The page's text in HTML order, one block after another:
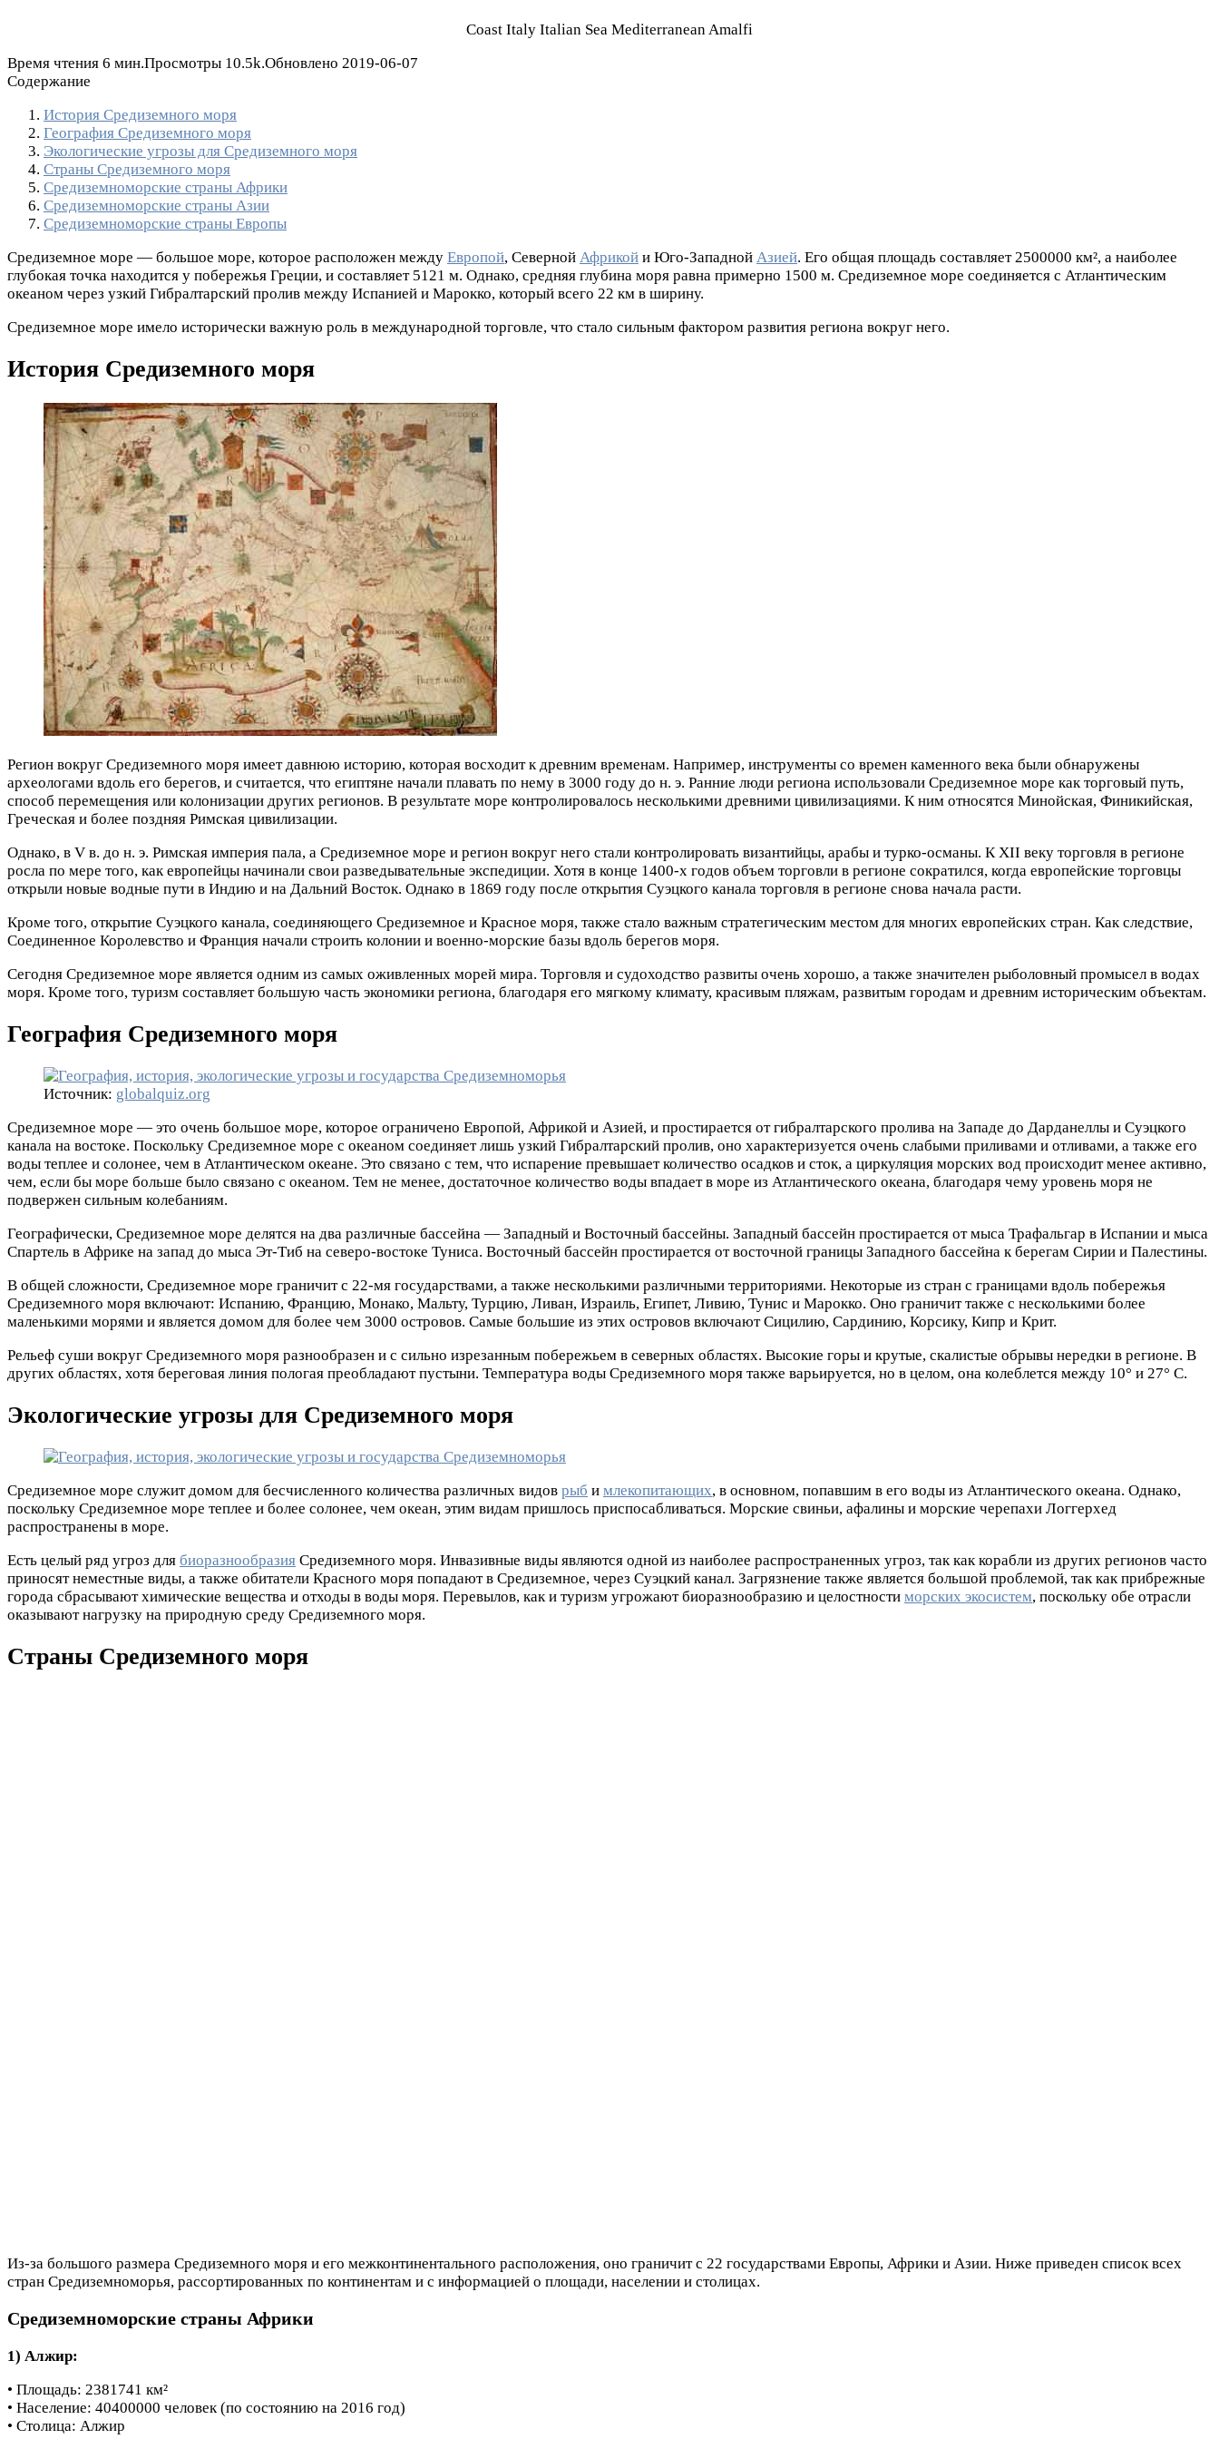
Coast Italy Italian Sea Mediterranean Amalfi
Время чтения 6 мин.Просмотры 10.5k.Обновлено 2019-06-07
Содержание
История Средиземного моря
География Средиземного моря
Экологические угрозы для Средиземного моря
Страны Средиземного моря
Средиземноморские страны Африки
Средиземноморские страны Азии
Средиземноморские страны Европы
Средиземное море — большое море, которое расположен между Европой, Северной Африкой и Юго-Западной Азией. Его общая площадь составляет 2500000 км², а наиболее
глубокая точка находится у побережья Греции, и составляет 5121 м. Однако, средняя глубина моря равна примерно 1500 м. Средиземное море соединяется с Атлантическим
океаном через узкий Гибралтарский пролив между Испанией и Марокко, который всего 22 км в ширину.
Средиземное море имело исторически важную роль в международной торговле, что стало сильным фактором развития региона вокруг него.
История Средиземного моря
Регион вокруг Средиземного моря имеет давнюю историю, которая восходит к древним временам. Например, инструменты со времен каменного века были обнаружены
археологами вдоль его берегов, и считается, что египтяне начали плавать по нему в 3000 году до н. э. Ранние люди региона использовали Средиземное море как торговый путь,
способ перемещения или колонизации других регионов. В результате море контролировалось несколькими древними цивилизациями. К ним относятся Минойская, Финикийская,
Греческая и более поздняя Римская цивилизации.
Однако, в V в. до н. э. Римская империя пала, а Средиземное море и регион вокруг него стали контролировать византийцы, арабы и турко-османы. К XII веку торговля в регионе
росла по мере того, как европейцы начинали свои разведывательные экспедиции. Хотя в конце 1400-х годов объем торговли в регионе сократился, когда европейские торговцы
открыли новые водные пути в Индию и на Дальний Восток. Однако в 1869 году после открытия Суэцкого канала торговля в регионе снова начала расти.
Кроме того, открытие Суэцкого канала, соединяющего Средиземное и Красное моря, также стало важным стратегическим местом для многих европейских стран. Как следствие,
Соединенное Королевство и Франция начали строить колонии и военно-морские базы вдоль берегов моря.
Сегодня Средиземное море является одним из самых оживленных морей мира. Торговля и судоходство развиты очень хорошо, а также значителен рыболовный промысел в водах
моря. Кроме того, туризм составляет большую часть экономики региона, благодаря его мягкому климату, красивым пляжам, развитым городам и древним историческим объектам.
География Средиземного моря
Источник: globalquiz.org
Средиземное море — это очень большое море, которое ограничено Европой, Африкой и Азией, и простирается от гибралтарского пролива на Западе до Дарданеллы и Суэцкого
канала на востоке. Поскольку Средиземное море с океаном соединяет лишь узкий Гибралтарский пролив, оно характеризуется очень слабыми приливами и отливами, а также его
воды теплее и солонее, чем в Атлантическом океане. Это связано с тем, что испарение превышает количество осадков и сток, а циркуляция морских вод происходит менее активно,
чем, если бы море больше было связано с океаном. Тем не менее, достаточное количество воды впадает в море из Атлантического океана, благодаря чему уровень моря не
подвержен сильным колебаниям.
Географически, Средиземное море делятся на два различные бассейна — Западный и Восточный бассейны. Западный бассейн простирается от мыса Трафальгар в Испании и мыса
Спартель в Африке на запад до мыса Эт-Тиб на северо-востоке Туниса. Восточный бассейн простирается от восточной границы Западного бассейна к берегам Сирии и Палестины.
В общей сложности, Средиземное море граничит с 22-мя государствами, а также несколькими различными территориями. Некоторые из стран с границами вдоль побережья
Средиземного моря включают: Испанию, Францию, Монако, Мальту, Турцию, Ливан, Израиль, Египет, Ливию, Тунис и Марокко. Оно граничит также с несколькими более
маленькими морями и является домом для более чем 3000 островов. Самые большие из этих островов включают Сицилию, Сардинию, Корсику, Кипр и Крит.
Рельеф суши вокруг Средиземного моря разнообразен и с сильно изрезанным побережьем в северных областях. Высокие горы и крутые, скалистые обрывы нередки в регионе. В
других областях, хотя береговая линия пологая преобладают пустыни. Температура воды Средиземного моря также варьируется, но в целом, она колеблется между 10° и 27° С.
Экологические угрозы для Средиземного моря
Средиземное море служит домом для бесчисленного количества различных видов рыб и млекопитающих, в основном, попавшим в его воды из Атлантического океана. Однако,
поскольку Средиземное море теплее и более солонее, чем океан, этим видам пришлось приспосабливаться. Морские свиньи, афалины и морские черепахи Логгерхед
распространены в море.
Есть целый ряд угроз для биоразнообразия Средиземного моря. Инвазивные виды являются одной из наиболее распространенных угроз, так как корабли из других регионов часто
приносят неместные виды, а также обитатели Красного моря попадают в Средиземное, через Суэцкий канал. Загрязнение также является большой проблемой, так как прибрежные
города сбрасывают химические вещества и отходы в воды моря. Перевылов, как и туризм угрожают биоразнообразию и целостности морских экосистем, поскольку обе отрасли
оказывают нагрузку на природную среду Средиземного моря.
Страны Средиземного моря
Из-за большого размера Средиземного моря и его межконтинентального расположения, оно граничит с 22 государствами Европы, Африки и Азии. Ниже приведен список всех
стран Средиземноморья, рассортированных по континентам и с информацией о площади, населении и столицах.
Средиземноморские страны Африки
1) Алжир:
• Площадь: 2381741 км²
• Население: 40400000 человек (по состоянию на 2016 год)
• Столица: Алжир